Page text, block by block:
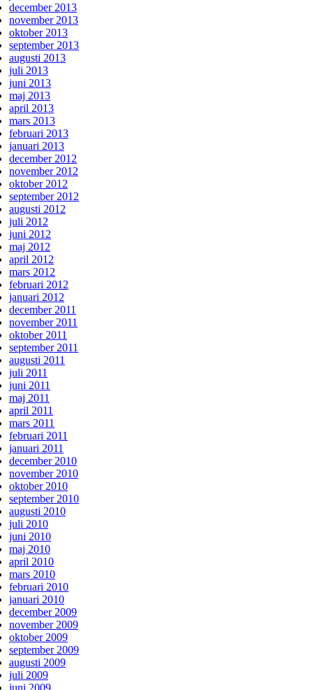
december 2013
november 2013
oktober 2013
september 2013
augusti 2013
juli 2013
juni 2013
maj 2013
april 2013
mars 2013
februari 2013
januari 2013
december 2012
november 2012
oktober 2012
september 2012
augusti 2012
juli 2012
juni 2012
maj 2012
april 2012
mars 2012
februari 2012
januari 2012
december 2011
november 2011
oktober 2011
september 2011
augusti 2011
juli 2011
juni 2011
maj 2011
april 2011
mars 2011
februari 2011
januari 2011
december 2010
november 2010
oktober 2010
september 2010
augusti 2010
juli 2010
juni 2010
maj 2010
april 2010
mars 2010
februari 2010
januari 2010
december 2009
november 2009
oktober 2009
september 2009
augusti 2009
juli 2009
juni 2009